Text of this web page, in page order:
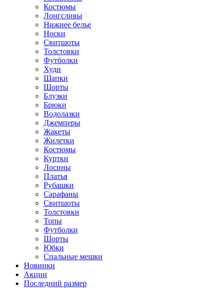
Костюмы
Лонгсливы
Нижнее белье
Носки
Свитшоты
Толстовки
Футболки
Худи
Шапки
Шорты
Блузки
Брюки
Водолазки
Джемперы
Жакеты
Жилетки
Костюмы
Куртки
Лосины
Платья
Рубашки
Сарафаны
Свитшоты
Толстовки
Топы
Футболки
Шорты
Юбки
Спальные мешки
Новинки
Акции
Последний размер